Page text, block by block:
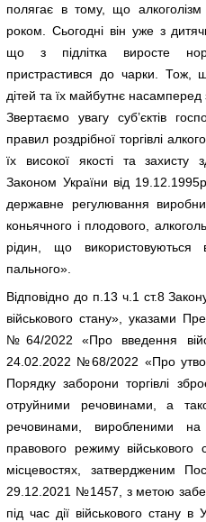
полягає в тому, що
роком. Сьогодні він уже з
що з підлітка виросте
пристрастився до чарки. Тож,
дітей та їх майбутнє насамперед
Звертаємо увагу суб’єктів
правил роздрібної торгівлі
їх високої якості та захисту
Законом України від
державне регулювання
коньячного і плодового,
рідин, що використовуються
пального».
Відповідно до п.13 ч.1 ст.8
військового стану», указами
№64/2022 «Про введення
24.02.2022 №68/2022 «Про
Порядку заборони торгівлі
отруйними речовинами, а
речовинами, виробленими
правового режиму військового
місцевостях, затвердженим
29.12.2021 №1457, з метою
під час дії військового стану в